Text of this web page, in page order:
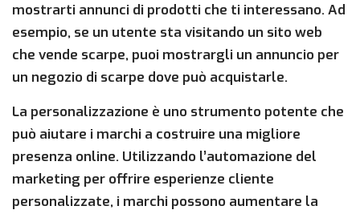
mostrarti annunci di prodotti che ti interessano. Ad
esempio, se un utente sta visitando un sito web
che vende scarpe, puoi mostrargli un annuncio per
un negozio di scarpe dove può acquistarle.
La personalizzazione è uno strumento potente che
può aiutare i marchi a costruire una migliore
presenza online. Utilizzando l’automazione del
marketing per offrire esperienze cliente
personalizzate, i marchi possono aumentare la